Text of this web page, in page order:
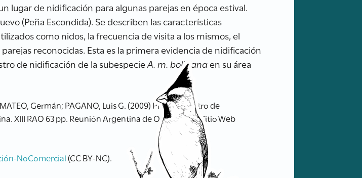
lugar de nidificación para algunas parejas en época estival.
(Peña Escondida). Se describen las características
como nidos, la frecuencia de visita a los mismos, el
reconocidas. Esta es la primera evidencia de nidificación
de nidificación de la subespecieA. m. bolivianaen su área
Germán; PAGANO, Luis G. (2009) Primer registro de
XIII RAO 63 pp. Reunión Argentina de Ornitología. Sitio Web
NoComercial(CC BY-NC).